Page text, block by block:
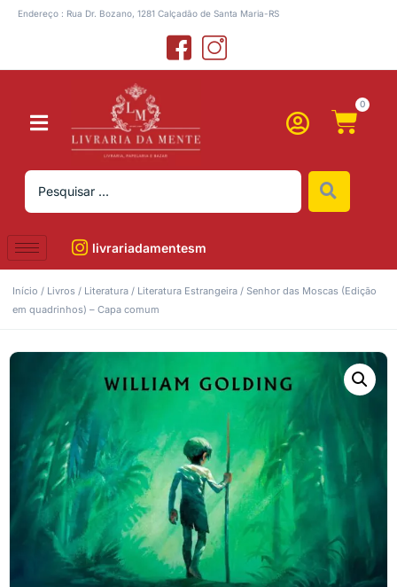
Endereço : Rua Dr. Bozano, 1281 Calçadão de Santa Maria-RS
0
livrariadamentesm
Início / Livros / Literatura / Literatura Estrangeira / Senhor das Moscas (Edição
em quadrinhos) – Capa comum